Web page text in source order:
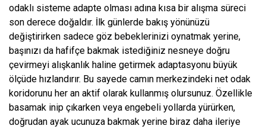
odaklı sisteme adapte olması adına kısa bir alışma süreci
son derece doğaldır. İlk günlerde bakış yönünüzü
değiştirirken sadece göz bebeklerinizi oynatmak yerine,
başınızı da hafifçe bakmak istediğiniz nesneye doğru
çevirmeyi alışkanlık haline getirmek adaptasyonu büyük
ölçüde hızlandırır. Bu sayede camın merkezindeki net odak
koridorunu her an aktif olarak kullanmış olursunuz. Özellikle
basamak inip çıkarken veya engebeli yollarda yürürken,
doğrudan ayak ucunuza bakmak yerine biraz daha ileriye